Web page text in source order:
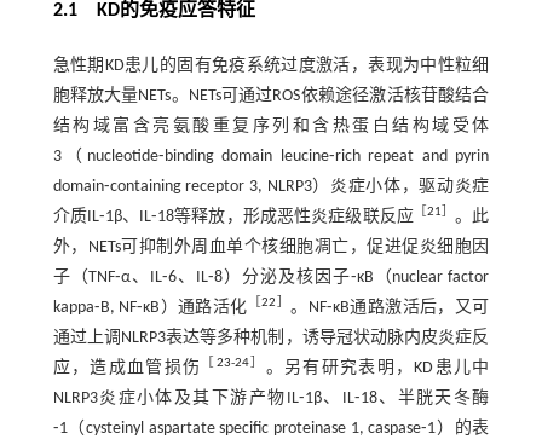
2.1 KD的免疫应答特征
急性期KD患儿的固有免疫系统过度激活，表现为中性粒细
胞释放大量NETs。NETs可通过ROS依赖途径激活核苷酸结合
结构域富含亮氨酸重复序列和含热蛋白结构域受体
3（nucleotide⁃binding domain leucine⁃rich repeat and pyrin
domain⁃containing receptor 3, NLRP3）炎症小体，驱动炎症
介质IL⁃1β、IL⁃18等释放，形成恶性炎症级联反应［21
。此
外，NETs可抑制外周血单个核细胞凋亡，促进促炎细胞因
子（TNF⁃α、IL⁃6、IL⁃8）分泌及核因子⁃κB（nuclear factor
kappa⁃B, NF⁃κB）通路活化 ［22
。NF⁃κB通路激活后，又可
通过上调NLRP3表达等多种机制，诱导冠状动脉内皮炎症反
应，造成血管损伤
23-24］ 。另有研究表明，KD患儿中
NLRP3炎症小体及其下游产物IL⁃1β、IL⁃18、半胱天冬酶
⁃1（cysteinyl aspartate specific proteinase 1, caspase⁃1）的表